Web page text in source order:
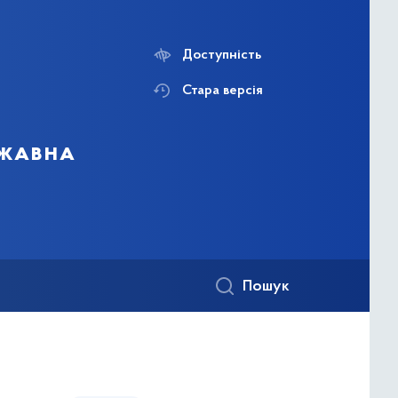
Доступність
Стара версія
Пошук